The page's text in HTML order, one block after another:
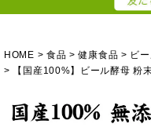
HOME 食品 健康食品
ビ
【国産100%】ビール酵母 粉